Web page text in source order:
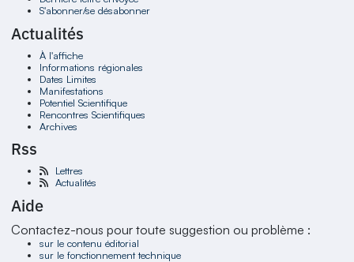
S'abonner/se désabonner
Actualités
À l'affiche
Informations régionales
Dates Limites
Manifestations
Potentiel Scientifique
Rencontres Scientifiques
Archives
Rss
Lettres
Actualités
Aide
Contactez-nous pour toute suggestion ou problème :
sur le contenu éditorial
sur le fonctionnement technique